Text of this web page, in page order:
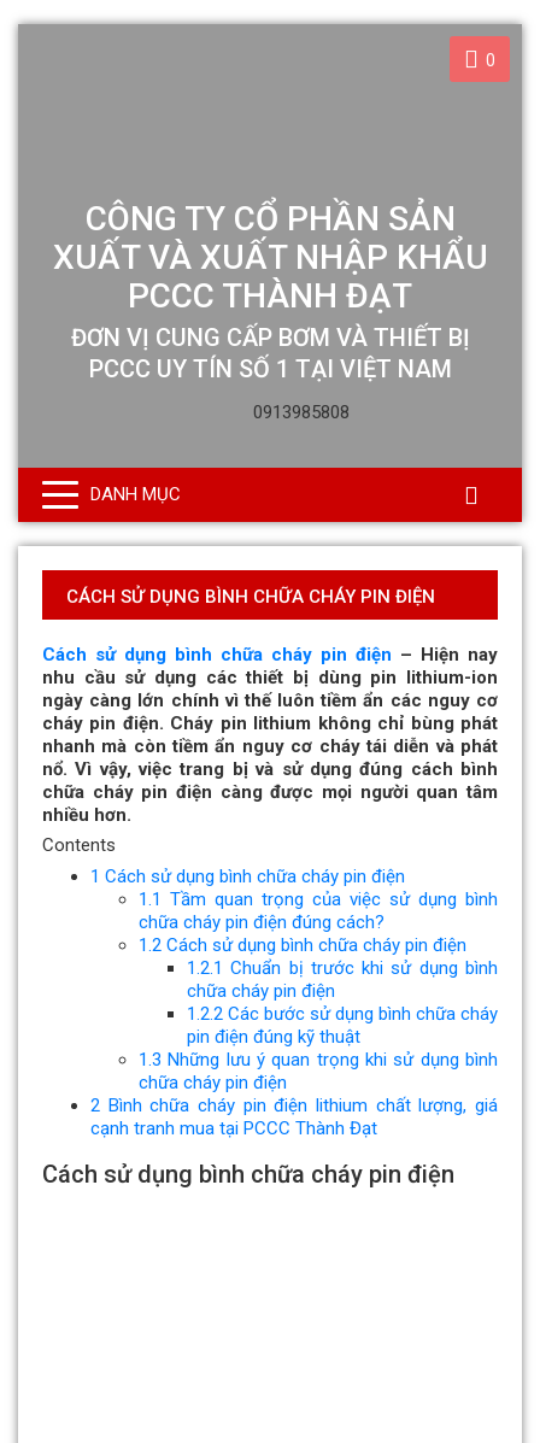
CÔNG TY CỔ PHẦN SẢN
XUẤT VÀ XUẤT NHẬP KHẨU
PCCC THÀNH ĐẠT
ĐƠN VỊ CUNG CẤP BƠM VÀ THIẾT BỊ
PCCC UY TÍN SỐ 1 TẠI VIỆT NAM
0
0913985808
DANH MỤC
CÁCH SỬ DỤNG BÌNH CHỮA CHÁY PIN ĐIỆN
Cách sử dụng bình chữa cháy pin điện – Hiện nay
nhu cầu sử dụng các thiết bị dùng pin lithium-ion
ngày càng lớn chính vì thế luôn tiềm ẩn các nguy cơ
cháy pin điện. Cháy pin lithium không chỉ bùng phát
nhanh mà còn tiềm ẩn nguy cơ cháy tái diễn và phát
nổ. Vì vậy, việc trang bị và sử dụng đúng cách bình
chữa cháy pin điện càng được mọi người quan tâm
nhiều hơn.
Contents
1 Cách sử dụng bình chữa cháy pin điện
1.1 Tầm quan trọng của việc sử dụng bình
chữa cháy pin điện đúng cách?
1.2 Cách sử dụng bình chữa cháy pin điện
1.2.1 Chuẩn bị trước khi sử dụng bình
chữa cháy pin điện
1.2.2 Các bước sử dụng bình chữa cháy
pin điện đúng kỹ thuật
1.3 Những lưu ý quan trọng khi sử dụng bình
chữa cháy pin điện
2 Bình chữa cháy pin điện lithium chất lượng, giá
cạnh tranh mua tại PCCC Thành Đạt
Cách sử dụng bình chữa cháy pin điện